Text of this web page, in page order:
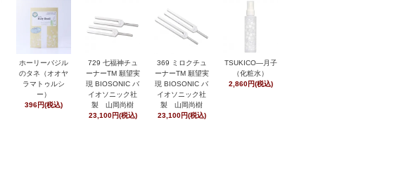
ホーリーバジル
のタネ（オオヤ
ラマトゥルシ
ー）
396円(税込)
729 七福神チュ
ーナーTM 願望実
現 BIOSONIC バ
イオソニック社
製 山岡尚樹
23,100円(税込)
369 ミロクチュ
ーナーTM 願望実
現 BIOSONIC バ
イオソニック社
製 山岡尚樹
23,100円(税込)
TSUKICO―月子
（化粧水）
2,860円(税込)